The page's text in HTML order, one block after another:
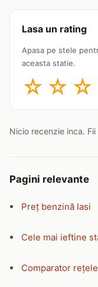
Lasa un rating
Apasa pe stele
aceasta statie.
☆ ☆ ☆
Nicio recenzie inca.
Pagini relevante
Preț benzină Iasi
Cele mai ieftine
Comparator